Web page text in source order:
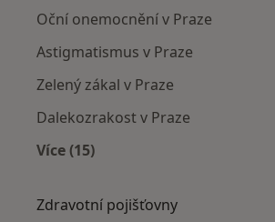
Oční onemocnění v Praze
Astigmatismus v Praze
Zelený zákal v Praze
Dalekozrakost v Praze
Více (15)
Zdravotní pojišťovny